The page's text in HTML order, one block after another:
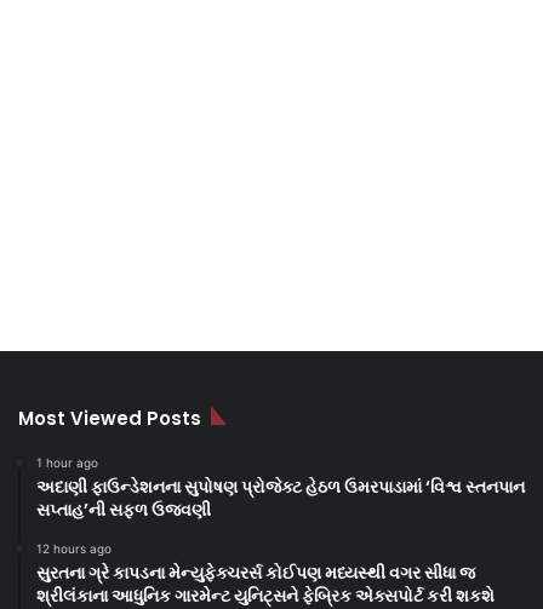
Most Viewed Posts
1 hour ago
અદાણી ફાઉન્ડેશનના સુપોષણ પ્રોજેક્ટ હેઠળ ઉમરપાડામાં ‘વિશ્વ સ્તનપાન
સપ્તાહ’ની સફળ ઉજવણી
12 hours ago
સુરતના ગ્રે કાપડના મેન્યુફેક્ચરર્સ કોઈપણ મધ્યસ્થી વગર સીધા જ
શ્રીલંકાના આધુનિક ગારમેન્ટ યુનિટ્સને ફેબ્રિક એક્સપોર્ટ કરી શકશે